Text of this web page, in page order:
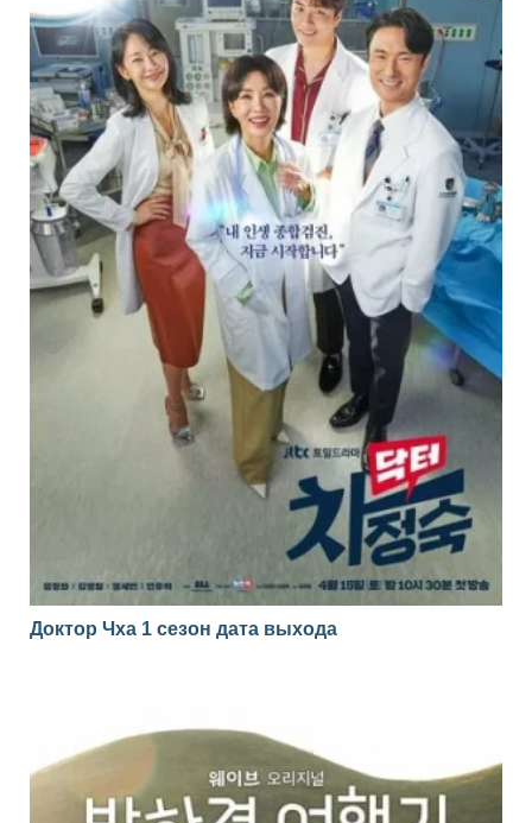
Доктор Чха 1 сезон дата выхода